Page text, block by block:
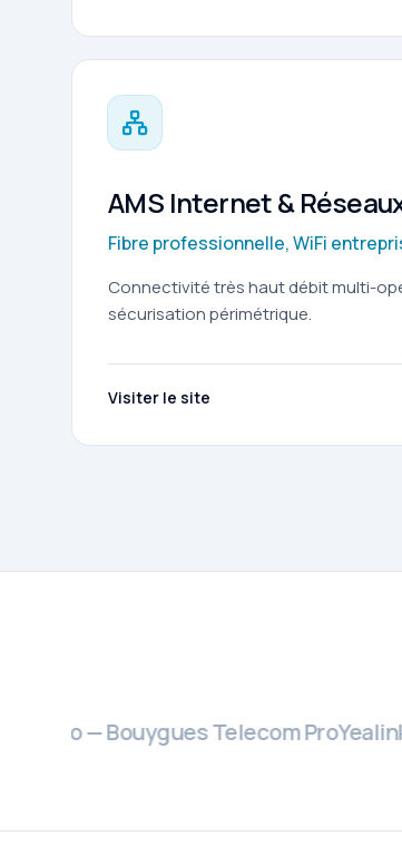
AMS Internet &
Fibre professionnelle, WiFi
Connectivité très haut débit multi-
sécurisation périmétrique.
Visiter le site
— Bouygues Telecom ProYealink